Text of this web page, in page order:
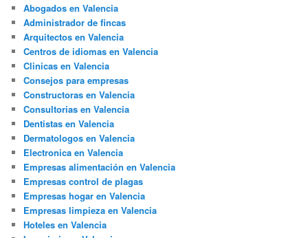
Abogados en Valencia
Administrador de fincas
Arquitectos en Valencia
Centros de idiomas en Valencia
Clinicas en Valencia
Consejos para empresas
Constructoras en Valencia
Consultorias en Valencia
Dentistas en Valencia
Dermatologos en Valencia
Electronica en Valencia
Empresas alimentación en Valencia
Empresas control de plagas
Empresas hogar en Valencia
Empresas limpieza en Valencia
Hoteles en Valencia